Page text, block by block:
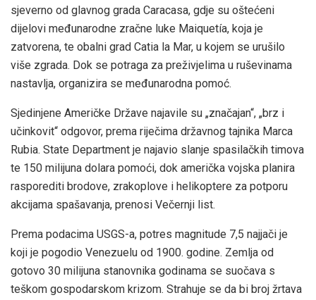
sjeverno od glavnog grada Caracasa, gdje su oštećeni
dijelovi međunarodne zračne luke Maiquetía, koja je
zatvorena, te obalni grad Catia la Mar, u kojem se urušilo
više zgrada. Dok se potraga za preživjelima u ruševinama
nastavlja, organizira se međunarodna pomoć.
Sjedinjene Američke Države najavile su „značajan“, „brz i
učinkovit“ odgovor, prema riječima državnog tajnika Marca
Rubia. State Department je najavio slanje spasilačkih timova
te 150 milijuna dolara pomoći, dok američka vojska planira
rasporediti brodove, zrakoplove i helikoptere za potporu
akcijama spašavanja, prenosi Večernji list.
Prema podacima USGS-a, potres magnitude 7,5 najjači je
koji je pogodio Venezuelu od 1900. godine. Zemlja od
gotovo 30 milijuna stanovnika godinama se suočava s
teškom gospodarskom krizom. Strahuje se da bi broj žrtava